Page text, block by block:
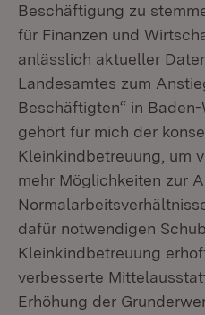
Beschäftigung zu
für Finanzen und
anlässlich aktueller
Landesamtes zum
Beschäftigten“ in
gehört für mich der
Kleinkindbetreuung, um
mehr Möglichkeiten zur
dafür notwendigen
Kleinkindbetreuung
verbesserte
Erhöhung der